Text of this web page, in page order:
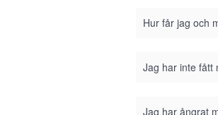
Hur får jag och
Jag har inte fått
Jag har ångrat